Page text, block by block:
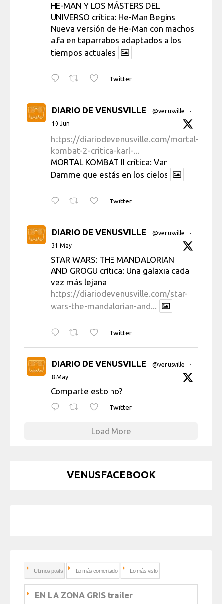
HE-MAN Y LOS MÁSTERS DEL
UNIVERSO crítica: He-Man Begins
Nueva versión de He-Man con machos
alfa en taparrabos adaptados a los
tiempos actuales
Twitter
DIARIO DE VENUSVILLE @venusville
·
10 Jun
https://diariodevenusville.com/mortal-
kombat-2-critica-karl-...
MORTAL KOMBAT II crítica: Van
Damme que estás en los cielos
Twitter
DIARIO DE VENUSVILLE @venusville
·
31 May
STAR WARS: THE MANDALORIAN
AND GROGU crítica: Una galaxia cada
vez más lejana
https://diariodevenusville.com/star-
wars-the-mandalorian-and...
Twitter
DIARIO DE VENUSVILLE @venusville
·
8 May
Comparte esto no?
Twitter
Load More
VENUSFACEBOOK
Ultimos posts Lo más comentado Lo más visto
EN LA ZONA GRIS trailer